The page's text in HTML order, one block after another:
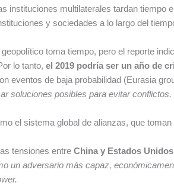
instituciones multilaterales tardan
y sociedades a lo largo del
toma tiempo, pero el reporte
lo tanto, el 2019 podría ser un año de
eventos de baja probabilidad (Eurasia
soluciones posibles para evitar conflictos.
el sistema global de alianzas, que
tensiones entre China y Estados Unidos
un adversario más capaz,